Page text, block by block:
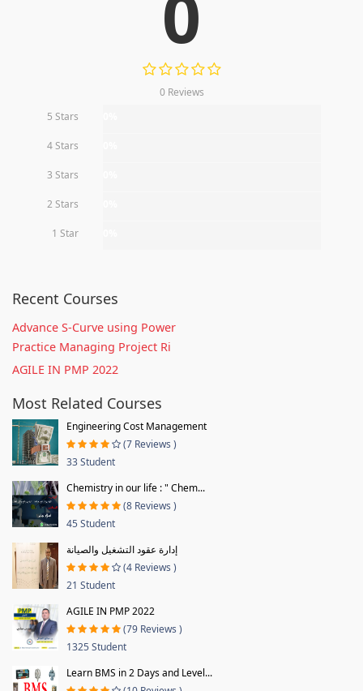
0 Reviews
5 Stars
4 Stars
3 Stars
2 Stars
1 Star
Recent Courses
Advance S-Curve using Power
Practice Managing Project Ri
AGILE IN PMP 2022
Most Related Courses
Engineering Cost Management
(7 Reviews )
33 Student
Chemistry in our life : " Chem...
(8 Reviews )
45 Student
إدارة عقود التشغيل والصيانة
(4 Reviews )
21 Student
AGILE IN PMP 2022
(79 Reviews )
1325 Student
Learn BMS in 2 Days and Level...